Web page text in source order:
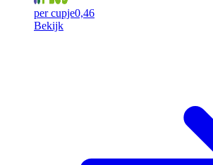
per cupje0,46
Bekijk